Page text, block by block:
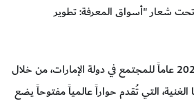
تحت شعار "أسواق المعرفة: تطوير
وتواكب القمة إعلان عام 2025 عاماً للمجتمع في دولة الإمارات، من خلال
الغنية، التي تُقدم حواراً عالمياً مفتوحاً يضع